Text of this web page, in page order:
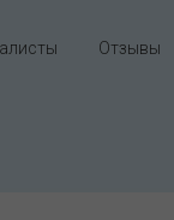
Отзывы